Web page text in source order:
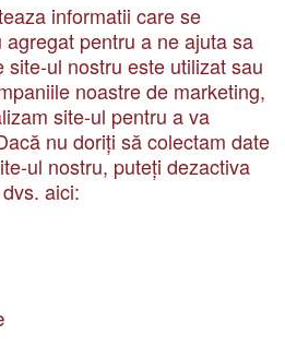
informatii care se
pentru a ne ajuta sa
site-ul nostru este utilizat sau
noastre de marketing,
site-ul pentru a va
nu doriți să colectam date
ul nostru, puteți dezactiva
aici: